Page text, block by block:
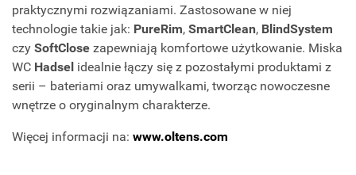
praktycznymi rozwiązaniami. Zastosowane w niej
technologie takie jak: PureRim, SmartClean, BlindSystem
czy SoftClose zapewniają komfortowe użytkowanie. Miska
WC Hadsel idealnie łączy się z pozostałymi produktami z
serii – bateriami oraz umywalkami, tworząc nowoczesne
wnętrze o oryginalnym charakterze.
Więcej informacji na: www.oltens.com